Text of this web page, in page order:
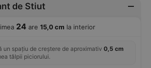
de Stiut
24 are 15,0 cm la interior
un spațiu de creștere de aproximativ 0,5 cm
tălpii piciorului.